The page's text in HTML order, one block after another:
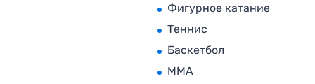
Фигурное катание
Теннис
Баскетбол
MMA